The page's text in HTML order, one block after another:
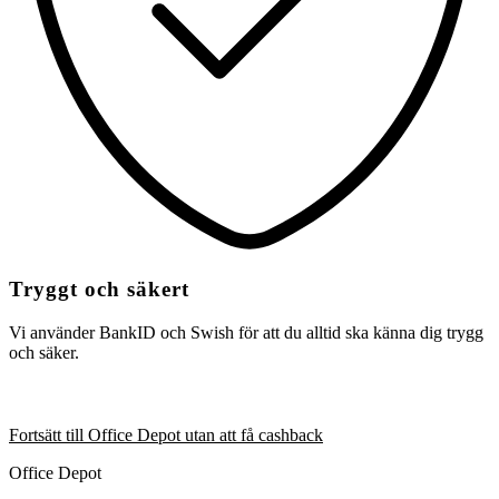
Tryggt och säkert
Vi använder BankID och Swish för att du alltid ska känna dig trygg
och säker.
Fortsätt till Office Depot utan att få cashback
Office Depot